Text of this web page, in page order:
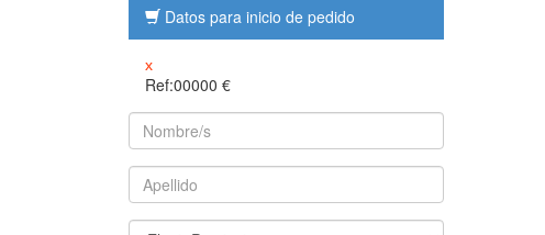
Datos para inicio de pedido
x
Ref:00000 €